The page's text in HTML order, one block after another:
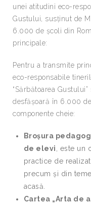
unei atitudini eco-
Gustului, susținut de
6.000 de școli din
principale:
Pentru a transmite
eco-responsabile
“Sărbătoarea
desfășoară în 6.000
componente cheie:
Broșura
de elevi
, este
practice de
precum și din
acasă.
Cartea „Arta de